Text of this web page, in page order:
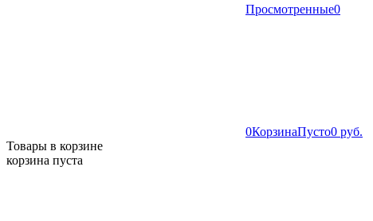
Просмотренные0
0КорзинаПусто0 руб.
Товары в корзине
корзина пуста